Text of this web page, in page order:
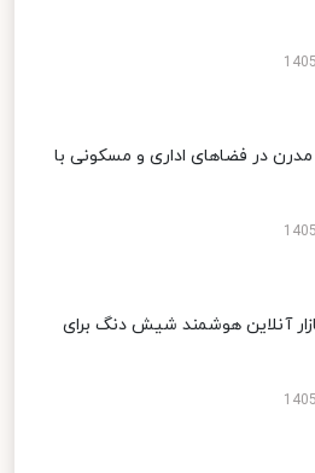
در فضاهای اداری و مسکونی با
آنلاین هوشمند شیش دنگ برای